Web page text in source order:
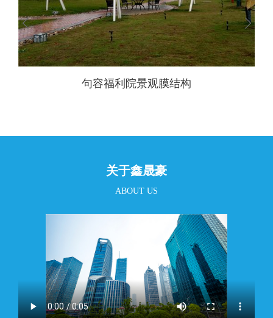
句容福利院景观膜结构
关于鑫晟豪
ABOUT US